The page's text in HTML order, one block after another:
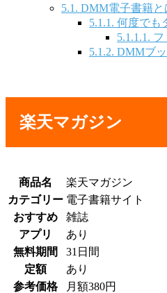
5.1. DMM電子書籍と
5.1.1. 何度でも
5.1.1.1. フ
5.1.2. DMMブ
楽天マガジン
商品名
楽天マガジン
カテゴリー 電子書籍サイト
おすすめ
雑誌
アプリ
あり
無料期間
31日間
定額
あり
参考価格
月額380円